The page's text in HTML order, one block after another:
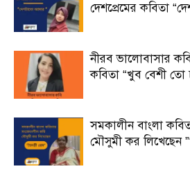
দেশপ্রেমের কবিতা
নীরব ভালোবাসার
কবিতা “খুব বেশী তো
সমকালীন বাংলা
মৌসুমী কর লিখেছেন